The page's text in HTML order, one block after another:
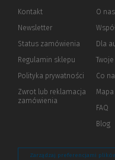
Kontakt
Newsletter
Status zamówienia
Regulamin sklepu
Polityka prywatności (Nowe
(Link
innej
Zwrot lub reklamacja
zamówienia
O nas
Dla
Co
FAQ
Blog
Zarządzaj preferencjami